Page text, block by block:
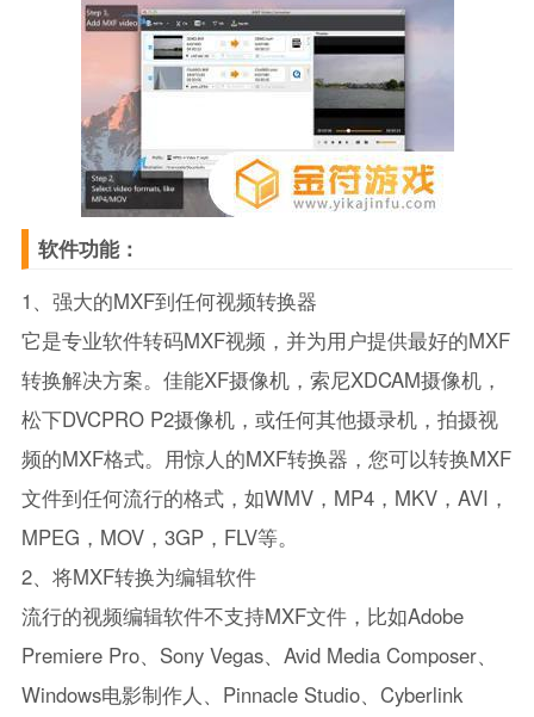
软件功能：
1、强大的MXF到任何视频转换器
它是专业软件转码MXF视频，并为用户提供最好的MXF
转换解决方案。佳能XF摄像机，索尼XDCAM摄像机，
松下DVCPRO P2摄像机，或任何其他摄录机，拍摄视
频的MXF格式。用惊人的MXF转换器，您可以转换MXF
文件到任何流行的格式，如WMV，MP4，MKV，AVI，
MPEG，MOV，3GP，FLV等。
2、将MXF转换为编辑软件
流行的视频编辑软件不支持MXF文件，比如Adobe
Premiere Pro、Sony Vegas、Avid Media Composer、
Windows电影制作人、Pinnacle Studio、Cyberlink